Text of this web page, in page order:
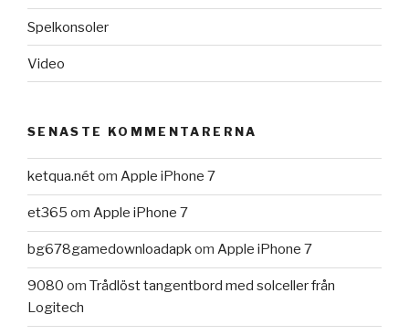
Spelkonsoler
Video
SENASTE KOMMENTARERNA
ketqua.nétom Apple iPhone 7
et365 om Apple iPhone 7
bg678gamedownloadapkom Apple iPhone 7
9080 om Trådlöst tangentbord med solceller från
Logitech